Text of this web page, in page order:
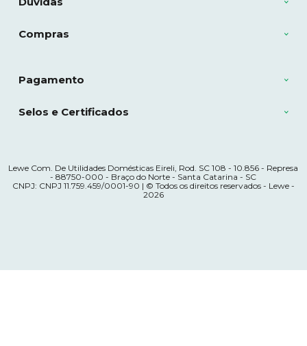
Compras
Pagamento
Selos e Certificados
Lewe Com. De Utilidades Domésticas Eireli, Rod. SC 108 - 10.856 - Represa
- 88750-000 - Braço do Norte - Santa Catarina - SC
CNPJ: CNPJ 11.759.459/0001-90 | © Todos os direitos reservados - Lewe -
2026